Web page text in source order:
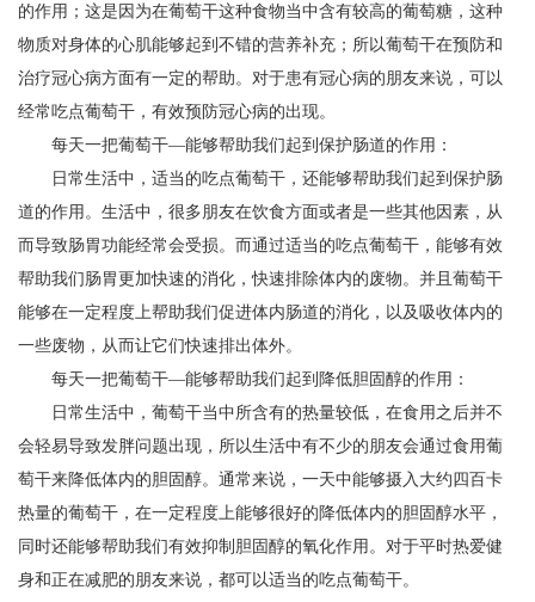
的作用；这是因为在葡萄干这种食物当中含有较高的葡萄糖，这种
物质对身体的心肌能够起到不错的营养补充；所以葡萄干在预防和
治疗冠心病方面有一定的帮助。对于患有冠心病的朋友来说，可以
经常吃点葡萄干，有效预防冠心病的出现。
每天一把葡萄干—能够帮助我们起到保护肠道的作用：
日常生活中，适当的吃点葡萄干，还能够帮助我们起到保护肠
道的作用。生活中，很多朋友在饮食方面或者是一些其他因素，从
而导致肠胃功能经常会受损。而通过适当的吃点葡萄干，能够有效
帮助我们肠胃更加快速的消化，快速排除体内的废物。并且葡萄干
能够在一定程度上帮助我们促进体内肠道的消化，以及吸收体内的
一些废物，从而让它们快速排出体外。
每天一把葡萄干—能够帮助我们起到降低胆固醇的作用：
日常生活中，葡萄干当中所含有的热量较低，在食用之后并不
会轻易导致发胖问题出现，所以生活中有不少的朋友会通过食用葡
萄干来降低体内的胆固醇。通常来说，一天中能够摄入大约四百卡
热量的葡萄干，在一定程度上能够很好的降低体内的胆固醇水平，
同时还能够帮助我们有效抑制胆固醇的氧化作用。对于平时热爱健
身和正在减肥的朋友来说，都可以适当的吃点葡萄干。